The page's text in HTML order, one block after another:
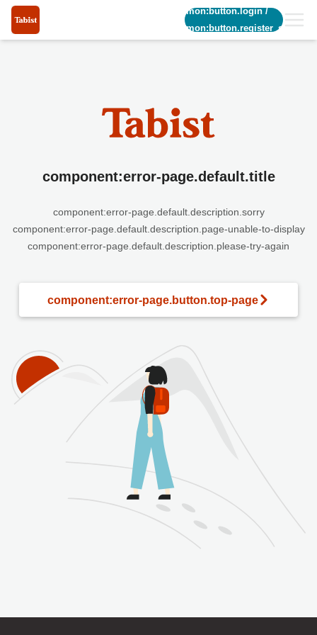
common:button.login/
common:button.register_short
component:error-page.default.title
component:error-page.default.description.sorry
component:error-page.default.description.page-unable-to-display
component:error-page.default.description.please-try-again
component:error-page.button.top-page